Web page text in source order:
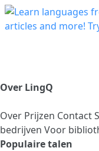
Over LingQ
Over Prijzen Contact
bedrijven Voor
Populaire talen